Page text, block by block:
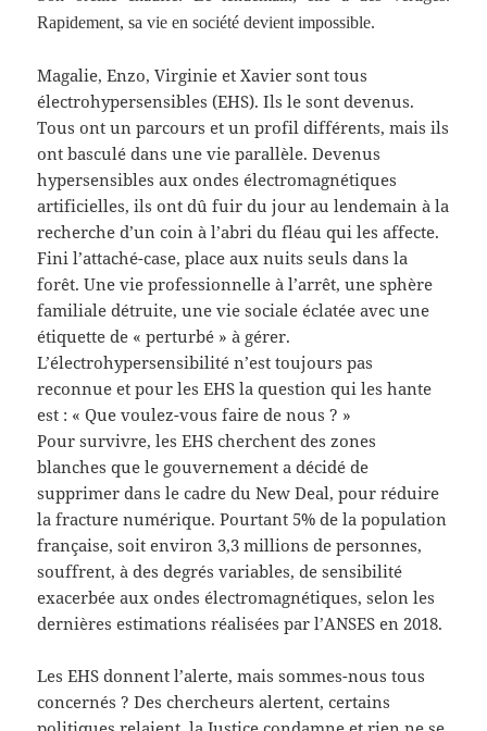
Rapidement, sa vie en société devient impossible.
Magalie, Enzo, Virginie et Xavier sont tous
électrohypersensibles (EHS). Ils le sont devenus.
Tous ont un parcours et un profil différents, mais ils
ont basculé dans une vie parallèle. Devenus
hypersensibles aux ondes électromagnétiques
artificielles, ils ont dû fuir du jour au lendemain à la
recherche d’un coin à l’abri du fléau qui les affecte.
Fini l’attaché-case, place aux nuits seuls dans la
forêt. Une vie professionnelle à l’arrêt, une sphère
familiale détruite, une vie sociale éclatée avec une
étiquette de « perturbé » à gérer.
L’électrohypersensibilité n’est toujours pas
reconnue et pour les EHS la question qui les hante
est : « Que voulez-vous faire de nous ? »
Pour survivre, les EHS cherchent des zones
blanches que le gouvernement a décidé de
supprimer dans le cadre du New Deal, pour réduire
la fracture numérique. Pourtant 5% de la population
française, soit environ 3,3 millions de personnes,
souffrent, à des degrés variables, de sensibilité
exacerbée aux ondes électromagnétiques, selon les
dernières estimations réalisées par l’ANSES en 2018.
Les EHS donnent l’alerte, mais sommes-nous tous
concernés ? Des chercheurs alertent, certains